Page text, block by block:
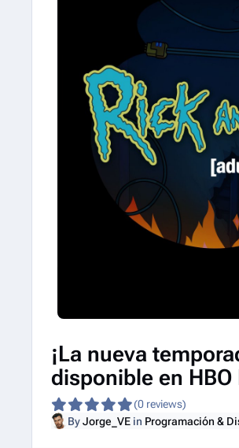
¡La nueva
disponible en HBO
(0 reviews)
ByJorge_VEin Programación &